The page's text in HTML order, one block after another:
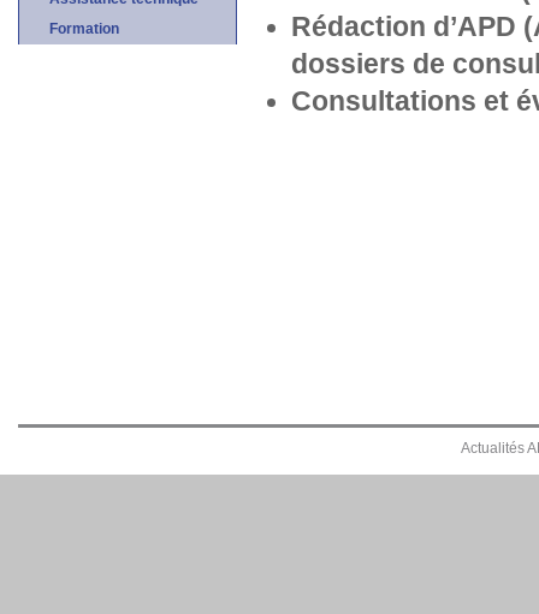
Rédaction d’APD
dossiers de
Consultations et
Formation
Actualités